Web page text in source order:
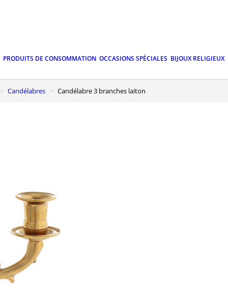
PRODUITS DE CONSOMMATION OCCASIONS SPÉCIALES BIJOUX RELIGIEUX
Candélabres Candélabre 3 branches laiton